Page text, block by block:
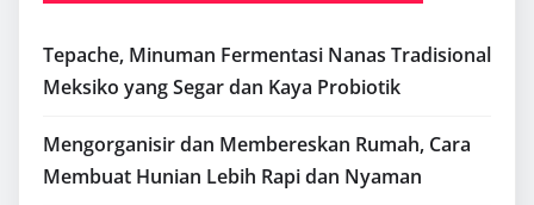
Tepache, Minuman Fermentasi Nanas Tradisional
Meksiko yang Segar dan Kaya Probiotik
Mengorganisir dan Membereskan Rumah, Cara
Membuat Hunian Lebih Rapi dan Nyaman